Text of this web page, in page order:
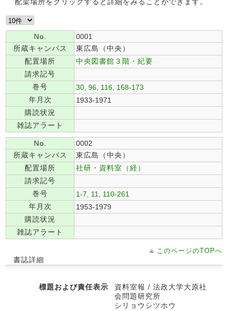
No.
0001
所蔵キャンパス
東広島（中央）
配置場所
中央図書館３階・紀要
請求記号
巻号
30, 96, 116, 168-173
年月次
1933-1971
購読状況
雑誌アラート
No.
0002
所蔵キャンパス
東広島（中央）
配置場所
社研・資料室（経）
請求記号
巻号
1-7, 11, 110-261
年月次
1953-1979
購読状況
雑誌アラート
このページのTOPへ
書誌詳細
標題および責任表示
資料室報 / 法政大学大原社
会問題研究所
シリョウシツホウ